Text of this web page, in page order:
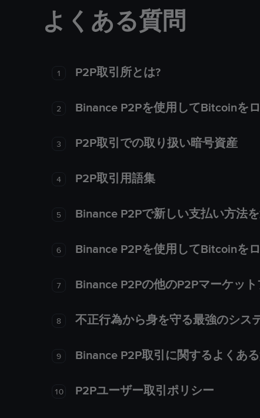
よくある質問
1 P2P取引所とは?
2 Binance P2Pを使用してBitcoinを
3 P2P取引での取り扱い暗号資産
4 P2P取引用語集
5 Binance P2Pで新しい支払い方法
6 Binance P2Pを使用してBitcoinを
7 Binance P2Pの他のP2Pマーケッ
8 不正行為から身を守る最強のシス
9 Binance P2P取引に関するよくあ
10 P2Pユーザー取引ポリシー